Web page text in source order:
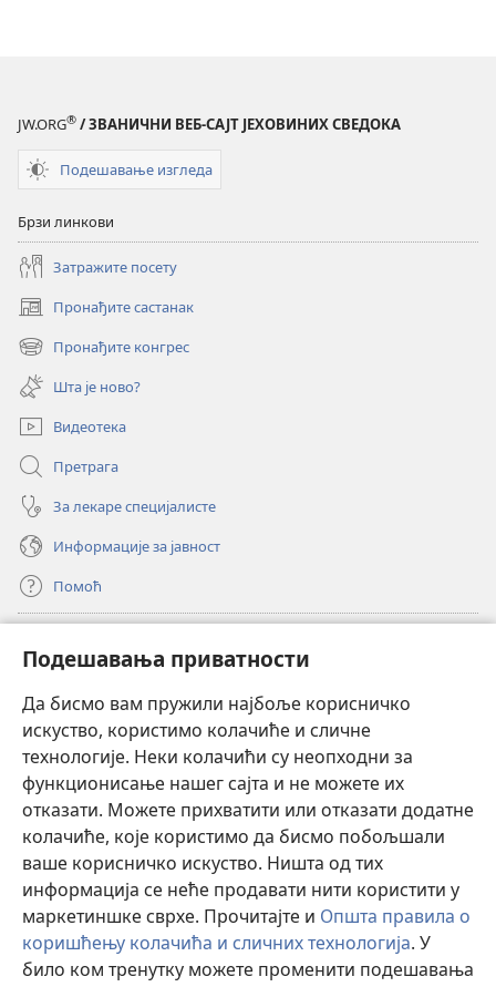
Подешавања приватности
Да бисмо вам пружили најбоље корисничко
искуство, користимо колачиће и сличне
технологије. Неки колачићи су неопходни за
функционисање нашег сајта и не можете их
отказати. Можете прихватити или отказати додатне
колачиће, које користимо да бисмо побољшали
ваше корисничко искуство. Ништа од тих
информација се неће продавати нити користити у
маркетиншке сврхе. Прочитајте и Општа правила о
коришћењу колачића и сличних технологија. У
било ком тренутку можете променити подешавања
ли
ли
JW.ORG® / ЗВАНИЧНИ ВЕБ-САЈТ ЈЕХОВИНИХ СВЕДОКА
Подешавање изгледа
Брзи линкови
Затражите посету
Пронађите састанак
(отвара
нови
прозор)
Пронађите конгрес
(отвара
нови
прозор)
Шта је ново?
Видеотека
Претрага
За лекаре специјалисте
Информације за јавност
Помоћ
(отвара
нови
прозор)ОНЛАЈН БИБЛИОТЕКА Watchtower
(отвара
нови
прозор)JW Hub®
(отвара
нови
прозор)JW Library
Watchtower Library ®
Copyright© 2026 Watch Tower Bible and Tract Society of Pennsylvania.